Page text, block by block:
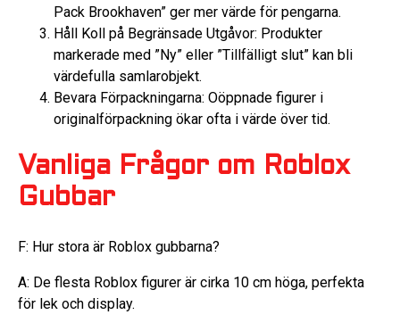
Pack Brookhaven” ger mer värde för pengarna.
Håll Koll på Begränsade Utgåvor: Produkter
markerade med ”Ny” eller ”Tillfälligt slut” kan bli
värdefulla samlarobjekt.
Bevara Förpackningarna: Oöppnade figurer i
originalförpackning ökar ofta i värde över tid.
Vanliga Frågor om Roblox
Gubbar
F: Hur stora är Roblox gubbarna?
A: De flesta Roblox figurer är cirka 10 cm höga, perfekta
för lek och display.